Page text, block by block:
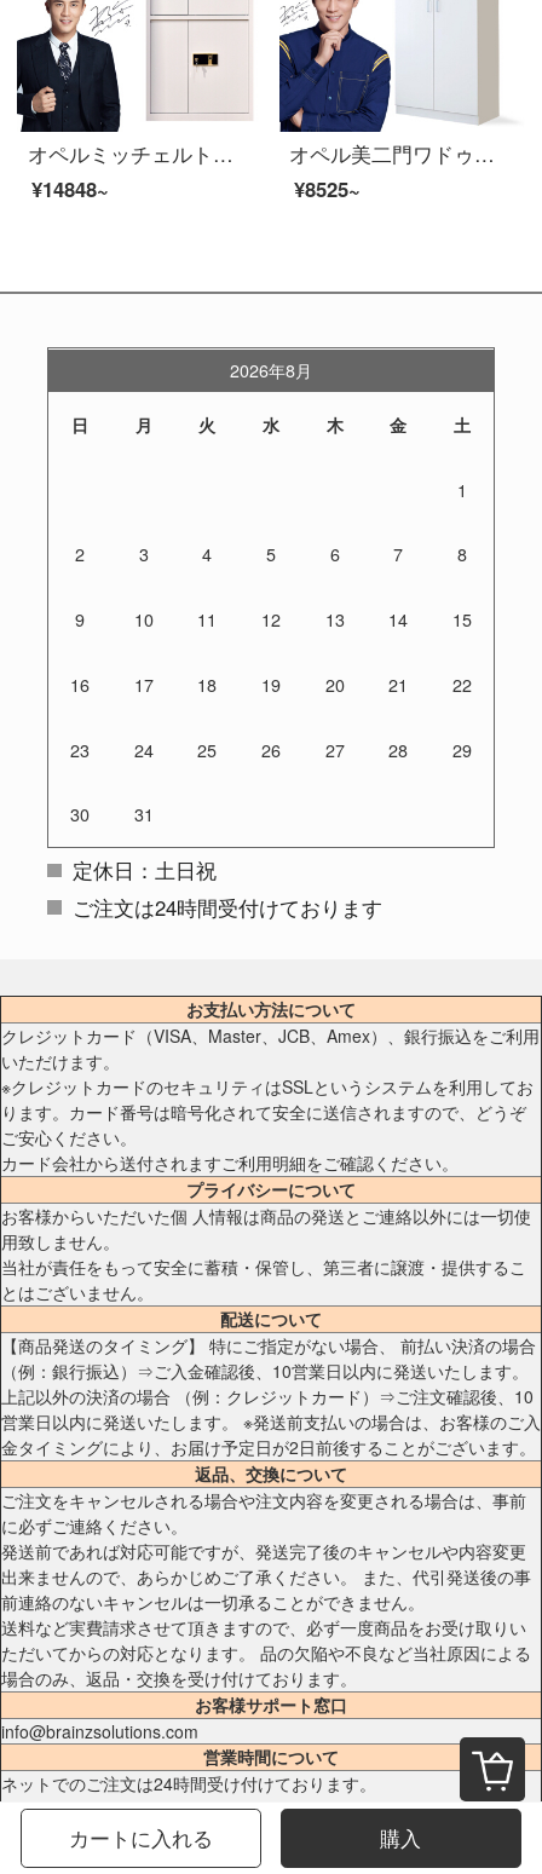
オペルミッチェルトパスワードキャビネット大型電子チェースト引出し指紋ロック付き
¥14848~
オペル美二門ワドゥロワールドロブ社員寮のタンスは暖かい白です。
¥8525~
カートに入れる 購入
2026年8月
日 月 火 水 木 金 土
1
2 3 4 5 6 7 8
9 10 11 12 13 14 15
16 17 18 19 20 21 22
23 24 25 26 27 28 29
30 31
定休日：土日祝
ご注文は24時間受付けております
お支払い方法について
クレジットカード（VISA、Master、JCB、Amex）、銀行振込をご利用
いただけます。
※クレジットカードのセキュリティはSSLというシステムを利用してお
ります。カード番号は暗号化されて安全に送信されますので、どうぞ
ご安心ください。
カード会社から送付されますご利用明細をご確認ください。
プライバシーについて
お客様からいただいた個 人情報は商品の発送とご連絡以外には一切使
用致しません。
当社が責任をもって安全に蓄積・保管し、第三者に譲渡・提供するこ
とはございません。
配送について
【商品発送のタイミング】 特にご指定がない場合、 前払い決済の場合
（例：銀行振込）⇒ご入金確認後、10営業日以内に発送いたします。
上記以外の決済の場合 （例：クレジットカード）⇒ご注文確認後、10
営業日以内に発送いたします。 ※発送前支払いの場合は、お客様のご入
金タイミングにより、お届け予定日が2日前後することがございます。
返品、交換について
ご注文をキャンセルされる場合や注文内容を変更される場合は、事前
に必ずご連絡ください。
発送前であれば対応可能ですが、発送完了後のキャンセルや内容変更
出来ませんので、あらかじめご了承ください。 また、代引発送後の事
前連絡のないキャンセルは一切承ることができません。
送料など実費請求させて頂きますので、必ず一度商品をお受け取りい
ただいてからの対応となります。 品の欠陥や不良など当社原因による
場合のみ、返品・交換を受け付けております。
お客様サポート窓口
info@brainzsolutions.com
営業時間について
ネットでのご注文は24時間受け付けております。
※土日祝祭日はお休みをいただきます。 メールの返信は翌営業日となり
ますので、ご了承ください。